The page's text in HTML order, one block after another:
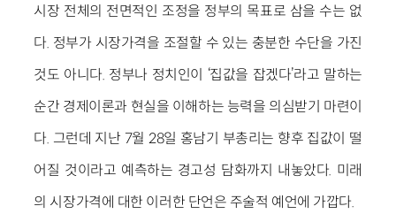
시장 전체의 전면적인 조정을 정부의 목표로 삼을 수는 없
다. 정부가 시장가격을 조절할 수 있는 충분한 수단을 가진
것도 아니다. 정부나 정치인이 ‘집값을 잡겠다’라고 말하는
순간 경제이론과 현실을 이해하는 능력을 의심받기 마련이
다. 그런데 지난 7월 28일 홍남기 부총리는 향후 집값이 떨
어질 것이라고 예측하는 경고성 담화까지 내놓았다. 미래
의 시장가격에 대한 이러한 단언은 주술적 예언에 가깝다.